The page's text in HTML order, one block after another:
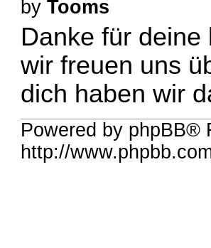
byTooms
Danke für
wir freuen uns
dich haben wir
Powered by phpBB®
http://